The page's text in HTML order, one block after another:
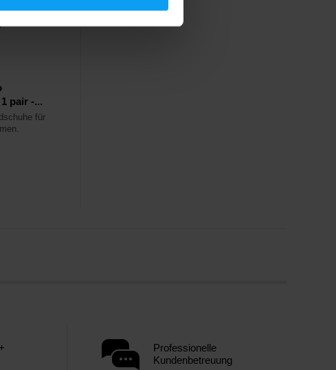
pair -...
für
Professionelle
Kundenbetreuung